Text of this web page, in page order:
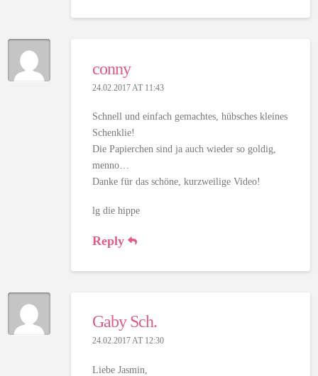
conny
24.02.2017 AT 11:43
Schnell und einfach gemachtes, hübsches kleines
Schenklie!
Die Papierchen sind ja auch wieder so goldig,
menno…
Danke für das schöne, kurzweilige Video!
lg die hippe
Reply
Gaby Sch.
24.02.2017 AT 12:30
Liebe Jasmin,